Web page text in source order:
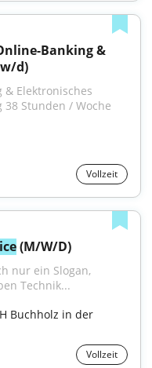
Banking &
d)
& Elektronisches
Stunden / Woche
Vollzeit
(M/W/D)
nur ein Slogan,
Technik...
Buchholz in der
Vollzeit